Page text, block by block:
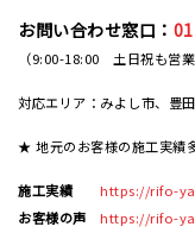
お問い合わせ窓口：
（9:00-18:00 土日祝も営業
対応エリア：みよし市、豊
★ 地元のお客様の施工実績
施工実績
https://rifo-
お客様の声
https://rifo-